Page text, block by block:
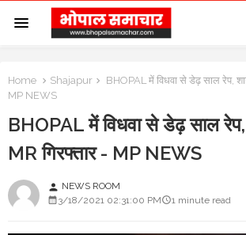
Home Shajapur
BHOPAL में विधवा से डेढ़ साल रेप,
MP NEWS
BHOPAL में विधवा से डेढ़ साल
MR गिरफ्तार - MP NEWS
person NEWS ROOM
3/18/2021 02:31:00 PM
1 minute read